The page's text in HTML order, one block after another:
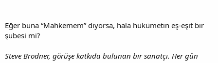
Eğer buna “Mahkemem” diyorsa, hala hükümetin eş-eşit bir
şubesi mi?
Steve Brodner, görüşe katkıda bulunan bir sanatçı. Her gün